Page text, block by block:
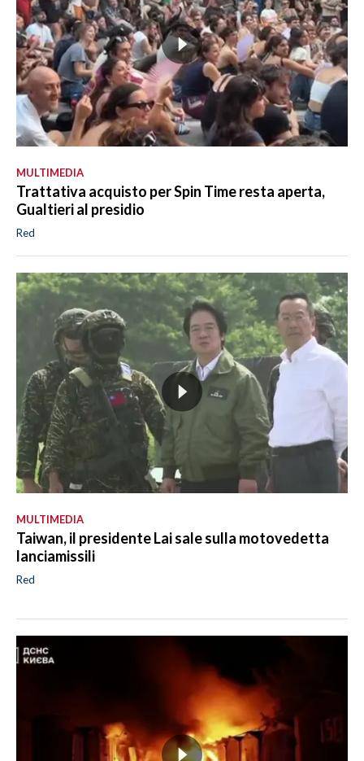
MULTIMEDIA
Trattativa acquisto per Spin Time resta aperta,
Gualtieri al presidio
Red
MULTIMEDIA
Taiwan, il presidente Lai sale sulla motovedetta
lanciamissili
Red